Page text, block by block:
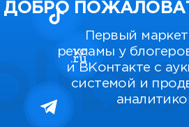
ДОБРО
Первый
рекламы у
и ВКонтакте с
системой и